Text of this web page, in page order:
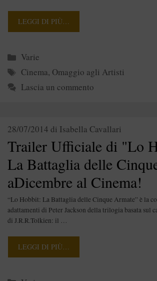
LEGGI DI PIÙ…
Categorie
Varie
Tag
Cinema, Omaggio agli Artisti
Lascia un commento
Trailer Ufficiale di "Lo
La Battaglia delle
aDicembre al Cinema!
28/07/2014 di Isabella Cavallari
“Lo Hobbit: La Battaglia delle Cinque Armate” è la
adattamenti di Peter Jackson della trilogia basata sul
di J.R.R.Tolkien: il …
LEGGI DI PIÙ…